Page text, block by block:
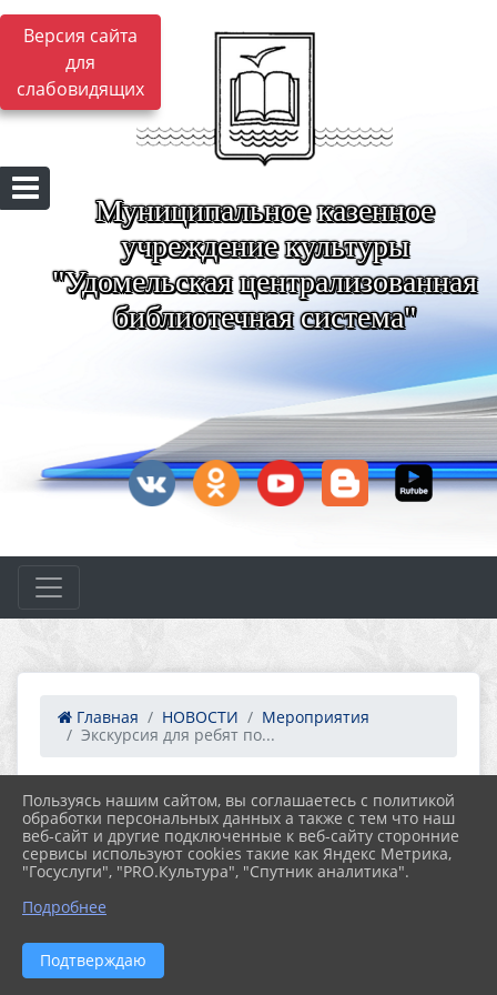
Версия сайта
для
слабовидящих
Муниципальное казенное
учреждение культуры
"Удомельская централизованная
библиотечная система"
Главная НОВОСТИ
Мероприятия
Экскурсия для ребят по...
19.11.2023 08:26 46
ЭКСКУРСИЯ ДЛЯ РЕБЯТ
ПОДГОТОВИТЕЛЬНОЙ ГРУППЫ МБДОУ
"ДЕТСКИЙ САД КОМБИНИРОВАННОГО
ВИДА "ДЮЙМОВОЧКА" ПО
УДОМЕЛЬСКОЙ БИБЛИОТЕКЕ ИМ. Н.А.
Пользуясь нашим сайтом, вы соглашаетесь с политикой
обработки персональных данных а также с тем что наш
веб-сайт и другие подключенные к веб-сайту сторонние
сервисы используют cookies такие как Яндекс Метрика,
"Госуслуги", "PRO.Культура", "Спутник аналитика".
Подробнее
Подтверждаю